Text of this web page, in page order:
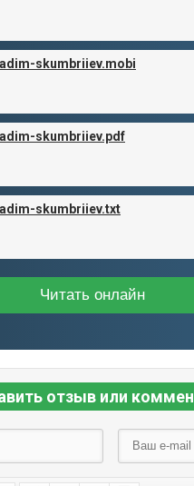
skumbriiev.mobi
skumbriiev.pdf
skumbriiev.txt
Читать онлайн
отзыв или